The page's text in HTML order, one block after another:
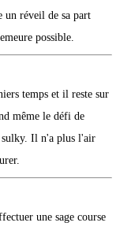
un réveil de sa part
possible.
temps et il reste sur
même le défi de
sulky. Il n'a plus l'air
une sage course